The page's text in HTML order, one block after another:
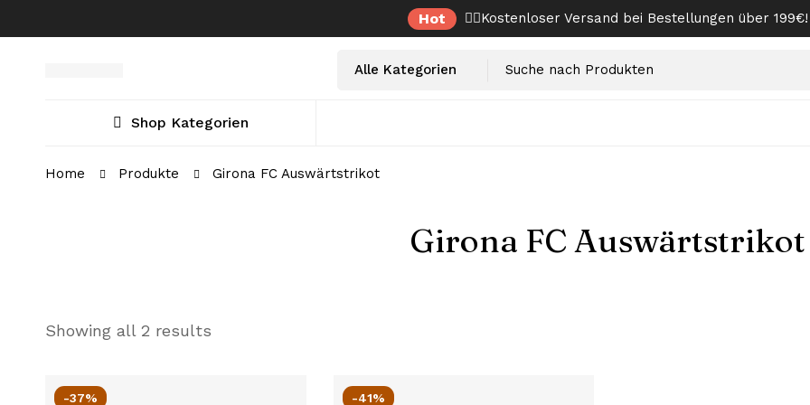
Hot ✌🏼Kostenloser Versand bei Bestellungen über 199€!
Select
Suche
Shop Kategorien
Home Produkte Girona FC Auswärtstrikot
Girona FC Auswärtstrikot
Showing all 2 results
-37% -41%